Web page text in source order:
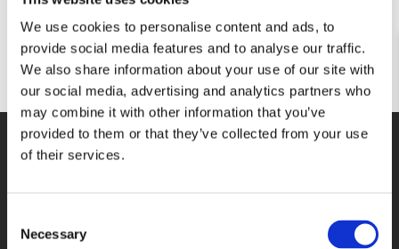
We use cookies to personalise content and ads, to
provide social media features and to analyse our traffic.
We also share information about your use of our site with
our social media, advertising and analytics partners who
may combine it with other information that you’ve
provided to them or that they’ve collected from your use
of their services.
Selection
Necessary
We doen ons best om na ontvangt van de retour deze zo
spoedig mogelijk te verwerken. Na ontvangt zal je het
aankoopbedrag binnen 14 dagen, maar veelal eerder,
terug gestort worden.
WE HELPEN U GRAAG!
033-4613718